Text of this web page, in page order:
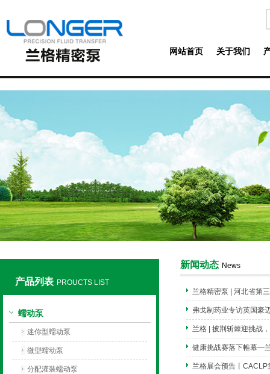
网站首页 关于我们
产品列表 PROUCTS LIST
蠕动泵
迷你型蠕动泵
微型蠕动泵
分配灌装蠕动泵
新闻动态 News
兰格精密泵 | 河北省第
弗戈制药业专访英国豪
兰格 | 披荆斩棘迎挑战
健康挑战赛落下帷幕—
兰格展会预告丨